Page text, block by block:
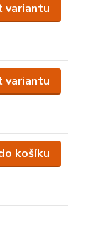
variantu
variantu
košíku